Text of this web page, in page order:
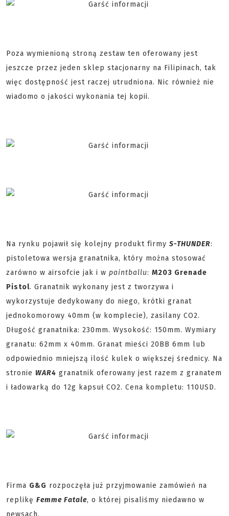
Poza wymienioną stroną zestaw ten oferowany jest
jeszcze przez jeden sklep stacjonarny na Filipinach, tak
więc dostępność jest raczej utrudniona. Nic również nie
wiadomo o jakości wykonania tej kopii.
Na rynku pojawił się kolejny produkt firmy S-THUNDER:
pistoletowa wersja granatnika, który można stosować
zarówno w airsofcie jak i w paintballu: M203 Grenade
Pistol. Granatnik wykonany jest z tworzywa i
wykorzystuje dedykowany do niego, krótki granat
jednokomorowy 40mm (w komplecie), zasilany CO2.
Długość granatnika: 230mm. Wysokość: 150mm. Wymiary
granatu: 62mm x 40mm. Granat mieści 20BB 6mm lub
odpowiednio mniejszą ilość kulek o większej średnicy. Na
stronie WAR4 granatnik oferowany jest razem z granatem
i ładowarką do 12g kapsuł CO2. Cena kompletu: 110USD.
Firma G&G rozpoczęła już przyjmowanie zamówień na
replikę Femme Fatale, o której pisaliśmy niedawno w